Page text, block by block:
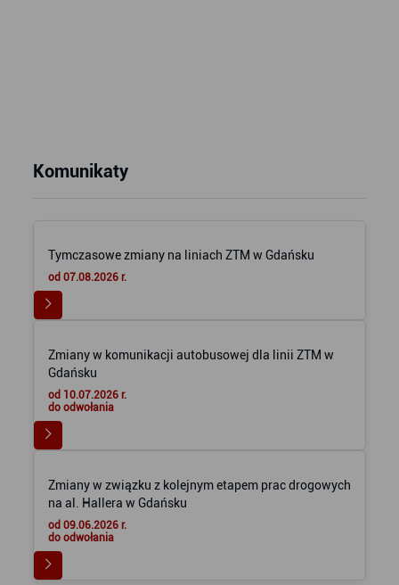
Komunikaty
Tymczasowe zmiany na liniach ZTM w Gdańsku
od 07.08.2026 r.
Zmiany w komunikacji autobusowej dla linii ZTM w
Gdańsku
od 10.07.2026 r.
do odwołania
Zmiany w związku z kolejnym etapem prac drogowych
na al. Hallera w Gdańsku
od 09.06.2026 r.
do odwołania